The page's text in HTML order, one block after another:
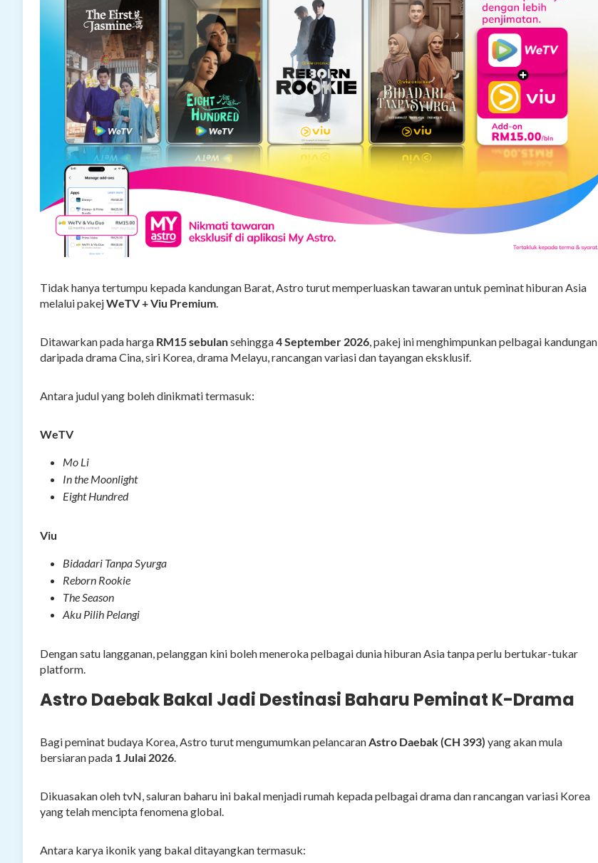
Tidak hanya tertumpu kepada kandungan Barat, Astro turut memperluaskan tawaran untuk peminat hiburan Asia
melalui pakejWeTV + Viu Premium.
Ditawarkan pada harga RM15 sebulansehingga4 September 2026, pakej ini menghimpunkan pelbagai kandungan
daripada drama Cina, siri Korea, drama Melayu, rancangan variasi dan tayangan eksklusif.
Antara judul yang boleh dinikmati termasuk:
WeTV
Mo Li
In the Moonlight
Eight Hundred
Viu
Bidadari Tanpa Syurga
Reborn Rookie
The Season
Aku Pilih Pelangi
Dengan satu langganan, pelanggan kini boleh meneroka pelbagai dunia hiburan Asia tanpa perlu bertukar-tukar
platform.
Astro Daebak Bakal Jadi Destinasi Baharu Peminat K-Drama
Bagi peminat budaya Korea, Astro turut mengumumkan pelancaranAstro Daebak (CH 393) yang akan mula
bersiaran pada 1 Julai 2026.
Dikuasakan oleh tvN, saluran baharu ini bakal menjadi rumah kepada pelbagai drama dan rancangan variasi Korea
yang telah mencipta fenomena global.
Antara karya ikonik yang bakal ditayangkan termasuk: